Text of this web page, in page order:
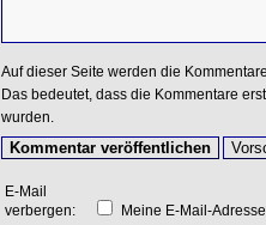
Auf dieser Seite werden die
Das bedeutet, dass die Kommentare
wurden.
E-Mail
verbergen:
Meine E-Mail-